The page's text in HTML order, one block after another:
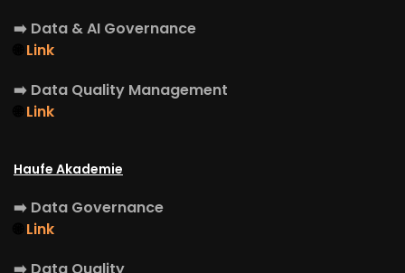
➡️ Data & AI Governance
Link
➡️ Data Quality Management
Link
Haufe Akademie
➡️ Data Governance
Link